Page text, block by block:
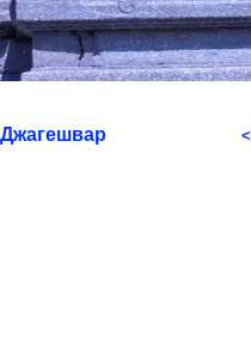
Джагешвар <